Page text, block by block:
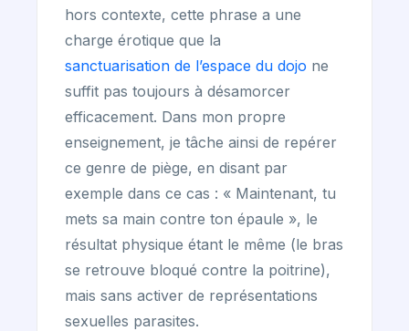
hors contexte, cette phrase a une
charge érotique que la
sanctuarisation de l’espace du dojo ne
suffit pas toujours à désamorcer
efficacement. Dans mon propre
enseignement, je tâche ainsi de repérer
ce genre de piège, en disant par
exemple dans ce cas : « Maintenant, tu
mets sa main contre ton épaule », le
résultat physique étant le même (le bras
se retrouve bloqué contre la poitrine),
mais sans activer de représentations
sexuelles parasites.